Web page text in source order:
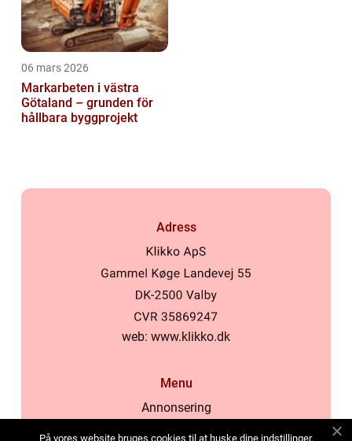
06 mars 2026
Markarbeten i västra
Götaland – grunden för
hållbara byggprojekt
Adress
web: www.klikko.dk
Menu
Annonsering
På vores website bruges cookies til at huske dine indstillinger,